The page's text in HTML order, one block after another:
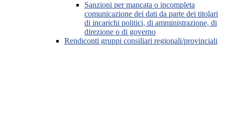
Sanzioni per mancata o incompleta
comunicazione dei dati da parte dei titolari
di incarichi politici, di amministrazione, di
direzione o di governo
Rendiconti gruppi consiliari regionali/provinciali